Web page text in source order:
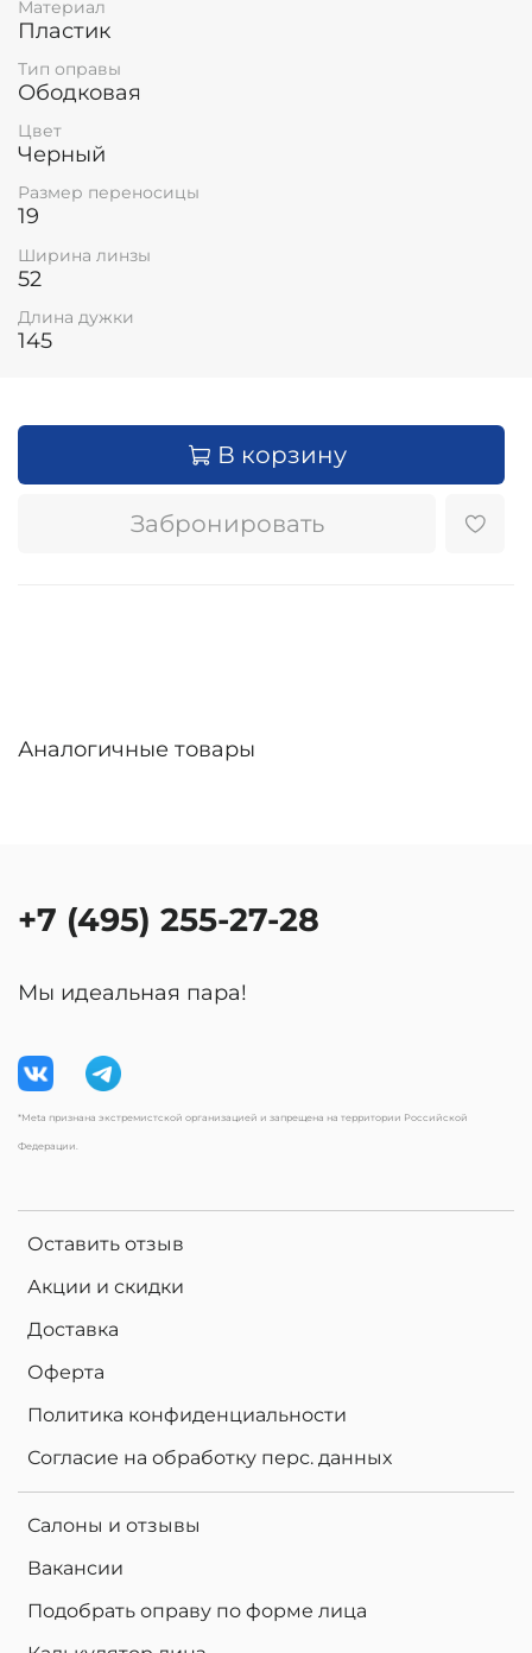
Материал
Пластик
Тип оправы
Ободковая
Цвет
Черный
Размер переносицы
19
Ширина линзы
52
Длина дужки
145
В корзину
Забронировать
Аналогичные товары
Оставить отзыв
Акции и скидки
Доставка
Оферта
Политика конфиденциальности
Согласие на обработку перс. данных
Салоны и отзывы
Вакансии
Подобрать оправу по форме лица
+7 (495) 255-27-28
Мы идеальная пара!
*Meta признана экстремистской организацией и запрещена на территории Российской
Федерации.